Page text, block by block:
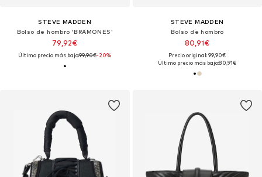
STEVE MADDEN
Bolso de hombro 'BRAMONES'
79,92€
Último precio más bajo:99,90€-20%
STEVE MADDEN
Bolso de hombro
80,91€
Precio original: 99,90€
Último precio más bajo:80,91€